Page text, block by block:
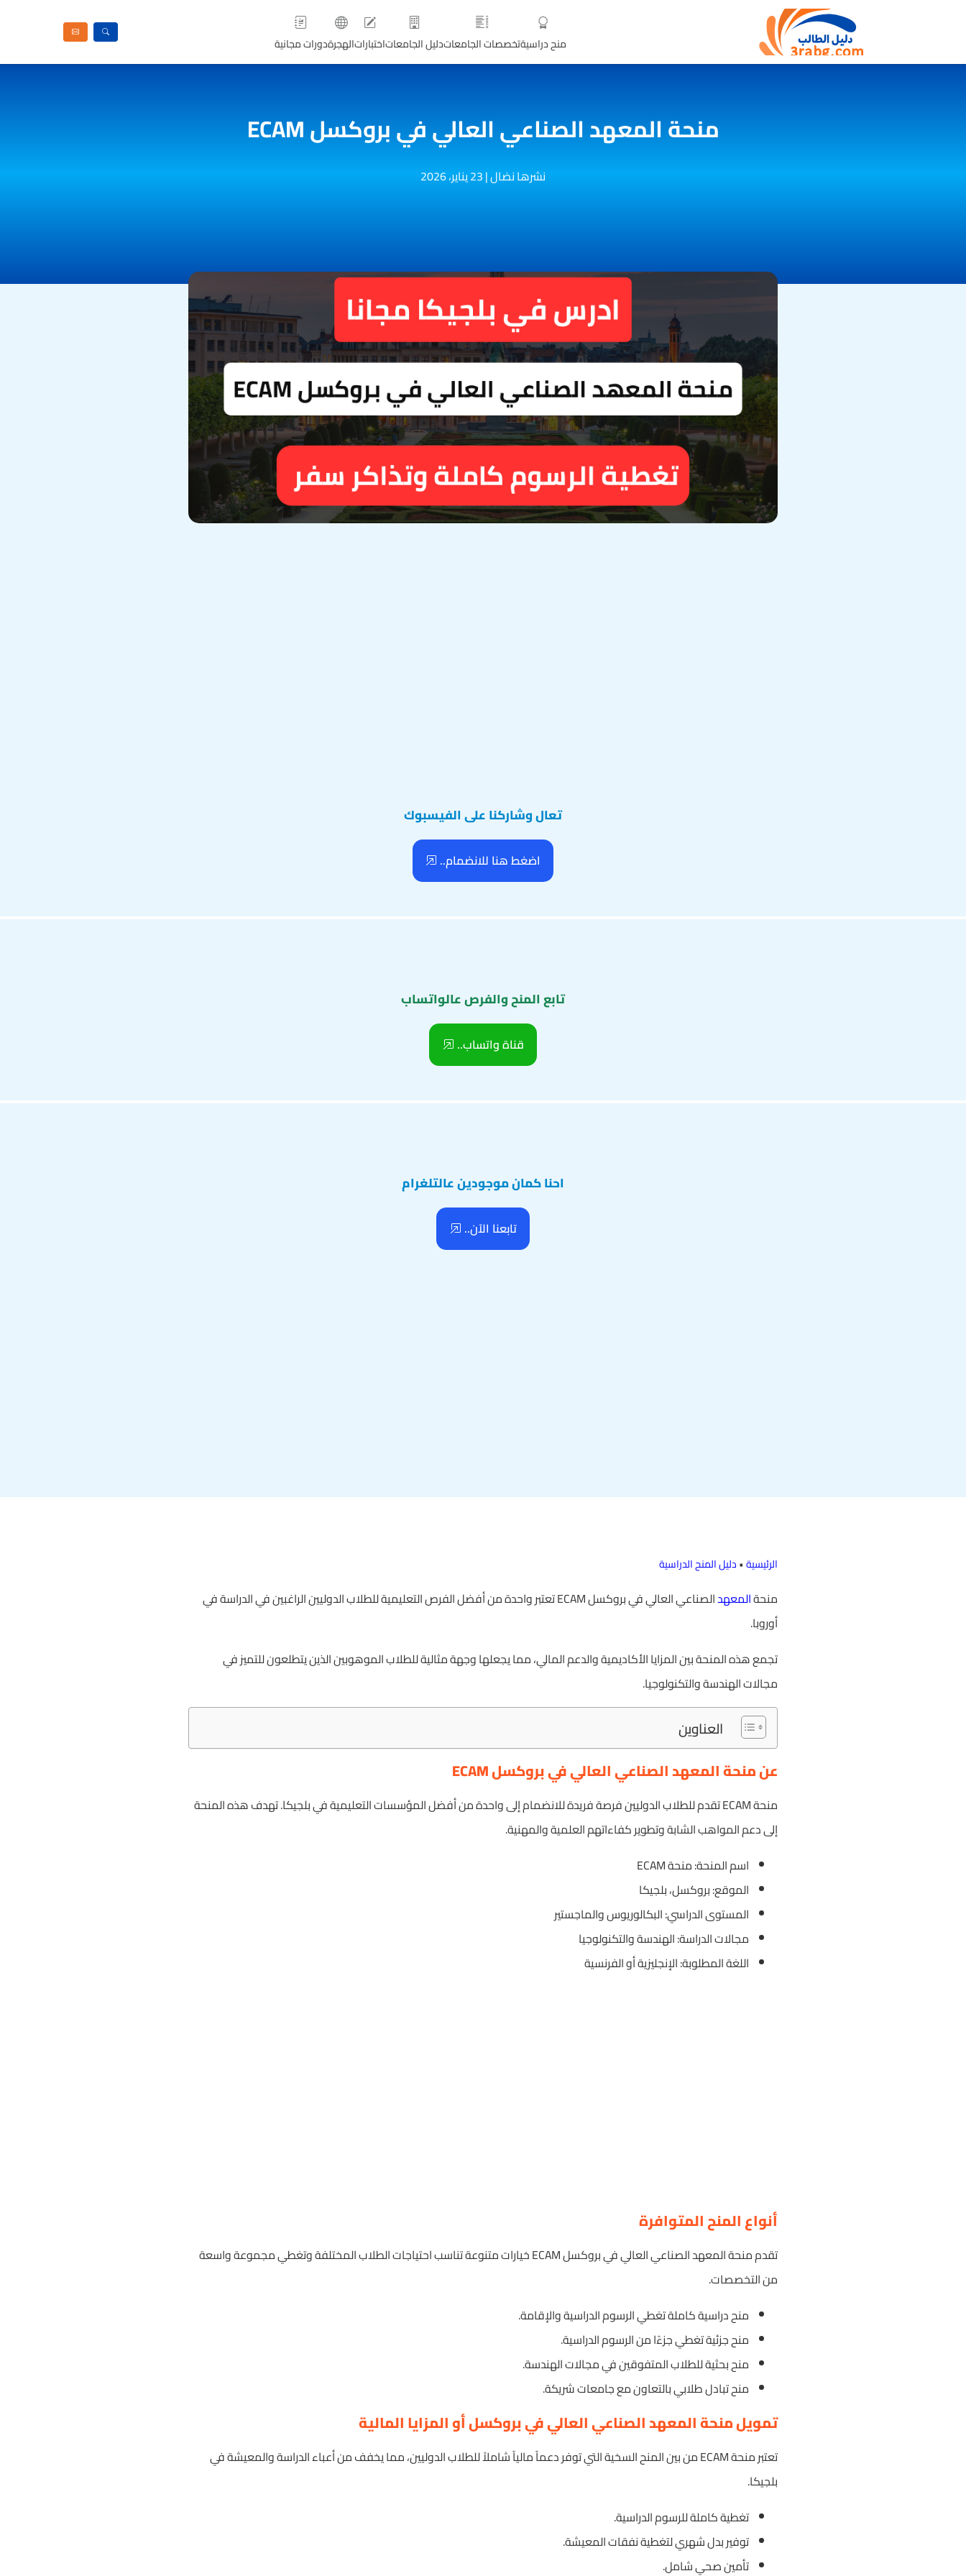
منح دراسيةتخصصات الجامعاتدليل الجامعاتاختباراتالهجرةدورات مجانية
منحة المعهد الصناعي العالي في بروكسل ECAM
نشرها نضال|23 يناير، 2026
تعال وشاركنا على الفيسبوك
اضغط هنا للانضمام..
تابع المنح والفرص عالواتساب
قناة واتساب..
احنا كمان موجودين عالتلغرام
تابعنا الآن..
الرئيسية•دليل المنح الدراسية
منحةالمعهد
الصناعي العالي في بروكسل ECAM تعتبر واحدة من أفضل الفرص التعليمية للطلاب الدوليين الراغبين في الدراسة في
أوروبا.
تجمع هذه المنحة بين المزايا الأكاديمية والدعم المالي، مما يجعلها وجهة مثالية للطلاب الموهوبين الذين يتطلعون للتميز في
مجالات الهندسة والتكنولوجيا.
العناوين
عن منحة المعهد الصناعي العالي في بروكسل ECAM
منحة ECAM تقدم للطلاب الدوليين فرصة فريدة للانضمام إلى واحدة من أفضل المؤسسات التعليمية في بلجيكا. تهدف هذه المنحة
إلى دعم المواهب الشابة وتطوير كفاءاتهم العلمية والمهنية.
اسم المنحة: منحة ECAM
الموقع: بروكسل، بلجيكا
المستوى الدراسي: البكالوريوس والماجستير
مجالات الدراسة: الهندسة والتكنولوجيا
اللغة المطلوبة: الإنجليزية أو الفرنسية
أنواع المنح المتوافرة
تقدم منحة المعهد الصناعي العالي في بروكسل ECAM خيارات متنوعة تناسب احتياجات الطلاب المختلفة وتغطي مجموعة واسعة
من التخصصات.
منح دراسية كاملة تغطي الرسوم الدراسية والإقامة.
منح جزئية تغطي جزءًا من الرسوم الدراسية.
منح بحثية للطلاب المتفوقين في مجالات الهندسة.
منح تبادل طلابي بالتعاون مع جامعات شريكة.
تمويل منحة المعهد الصناعي العالي في بروكسل أو المزايا المالية
تعتبر منحة ECAM من بين المنح السخية التي توفر دعماً مالياً شاملاً للطلاب الدوليين، مما يخفف من أعباء الدراسة والمعيشة في
بلجيكا.
تغطية كاملة للرسوم الدراسية.
توفير بدل شهري لتغطية نفقات المعيشة.
تأمين صحي شامل.